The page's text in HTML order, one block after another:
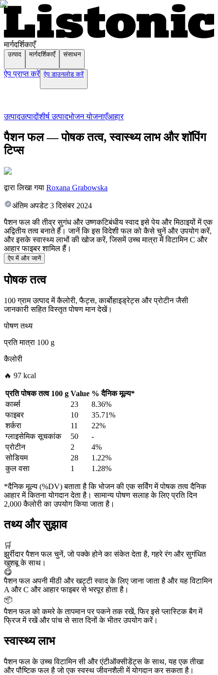
मार्गदर्शिकाएँ
उत्पाद मार्गदर्शिकाएँ संसाधन
ऐप प्राप्त करें ऐप डाउनलोड करें
उत्पादउत्पादोंशीर्ष उत्पादभोजन योजनाएँआहार
पैशन फल — पोषक तत्व, स्वास्थ्य लाभ और शॉपिंग
टिप्स
द्वारा लिखा गया Roxana Grabowska
अंतिम अपडेट 3 दिसंबर 2024
पैशन फल की तीव्र सुगंध और उष्णकटिबंधीय स्वाद इसे पेय और मिठाइयों में एक
अद्वितीय तत्व बनाते हैं। जानें कि इस विदेशी फल को कैसे चुनें और उपयोग करें,
और इसके स्वास्थ्य लाभों की खोज करें, जिसमें उच्च मात्रा में विटामिन C और
आहार फाइबर शामिल हैं।
ऐप में और जानें
पोषक तत्व
100 ग्राम उत्पाद में कैलोरी, फैट्स, कार्बोहाइड्रेट्स और प्रोटीन जैसी
जानकारी सहित विस्तृत पोषण मान देखें।
पोषण तथ्य
प्रति मात्रा 100 g
कैलोरी
🔥 97 kcal
प्रति पोषक तत्व 100 g Value %दैनिक मूल्य*
कार्ब्स
23
8.36%
फाइबर
10
35.71%
शर्करा
11
22%
ग्लाइसेमिक सूचकांक
50
-
प्रोटीन
2
4%
सोडियम
28
1.22%
कुल वसा
1 1.28%
*दैनिक मूल्य (%DV) बताता है कि भोजन की एक सर्विंग में पोषक तत्व दैनिक
आहार में कितना योगदान देता है। सामान्य पोषण सलाह के लिए प्रति दिन
2,000 कैलोरी का उपयोग किया जाता है।
तथ्य और सुझाव
🛒
झुर्रीदार पैशन फल चुनें, जो पक्के होने का संकेत देता है, गहरे रंग और सुगंधित
खुशबू के साथ।
😋
पैशन फल अपनी मीठी और खट्टी स्वाद के लिए जाना जाता है और यह विटामिन
A और C और आहार फाइबर से भरपूर होता है।
📦
पैशन फल को कमरे के तापमान पर पकने तक रखें, फिर इसे प्लास्टिक बैग में
फ्रिज में रखें और पांच से सात दिनों के भीतर उपयोग करें।
स्वास्थ्य लाभ
पैशन फल के उच्च विटामिन सी और एंटीऑक्सीडेंट्स के साथ, यह एक तीखा
और पौष्टिक फल है जो एक स्वस्थ जीवनशैली में योगदान कर सकता है।